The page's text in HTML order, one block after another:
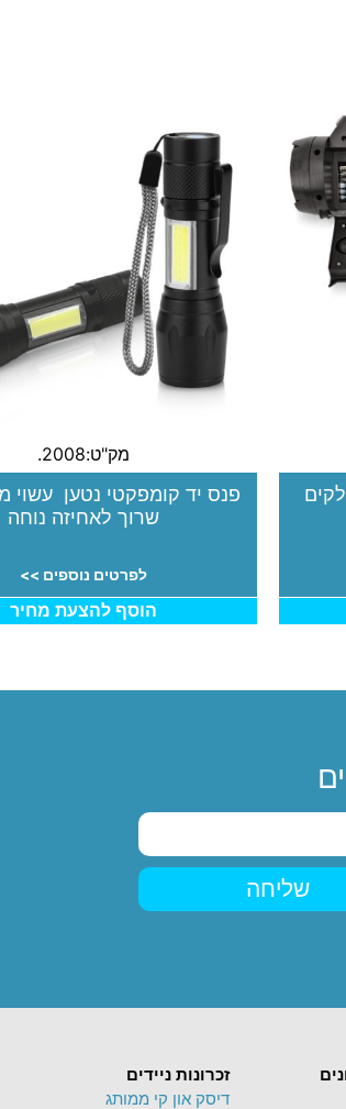
מק"ט:2008.
פנס יד קומפקטי נטען עשוי
שרוך לאחיזה נוחה
לפרטים נוספים >>
הוסף להצעת מחיר
שליחה
זכרונות ניידים
דיסק און קי ממותג